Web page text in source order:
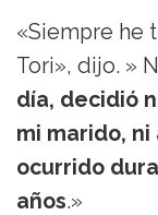
«Siempre he
Tori», dijo. »
día, decidió
mi marido, ni
ocurrido
años.»